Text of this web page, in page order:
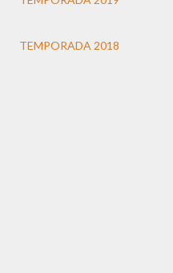
TEMPORADA 2018